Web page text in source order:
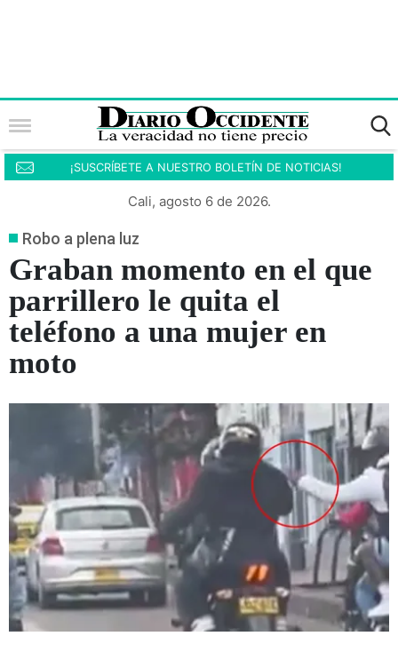
¡SUSCRÍBETE A NUESTRO BOLETÍN DE NOTICIAS!
Cali, agosto 6 de 2026.
Robo a plena luz
Graban momento en el que
parrillero le quita el
teléfono a una mujer en
moto